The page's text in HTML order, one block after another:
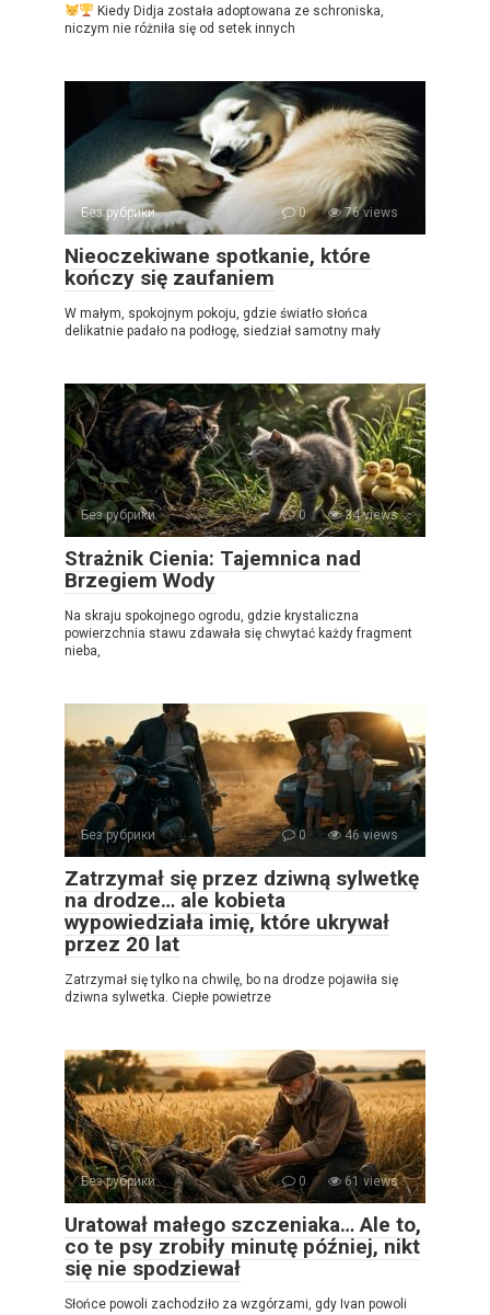
Kiedy Didja została adoptowana ze schroniska,
niczym nie różniła się od setek innych
Без рубрики 0 76 views
Nieoczekiwane spotkanie, które
kończy się zaufaniem
W małym, spokojnym pokoju, gdzie światło słońca
delikatnie padało na podłogę, siedział samotny mały
Без рубрики 0 34 views
Strażnik Cienia: Tajemnica nad
Brzegiem Wody
Na skraju spokojnego ogrodu, gdzie krystaliczna
powierzchnia stawu zdawała się chwytać każdy fragment
nieba,
Без рубрики 0 46 views
Zatrzymał się przez dziwną sylwetkę
na drodze… ale kobieta
wypowiedziała imię, które ukrywał
przez 20 lat
Zatrzymał się tylko na chwilę, bo na drodze pojawiła się
dziwna sylwetka. Ciepłe powietrze
Без рубрики 0 61 views
Uratował małego szczeniaka… Ale to,
co te psy zrobiły minutę później, nikt
się nie spodziewał
Słońce powoli zachodziło za wzgórzami, gdy Ivan powoli